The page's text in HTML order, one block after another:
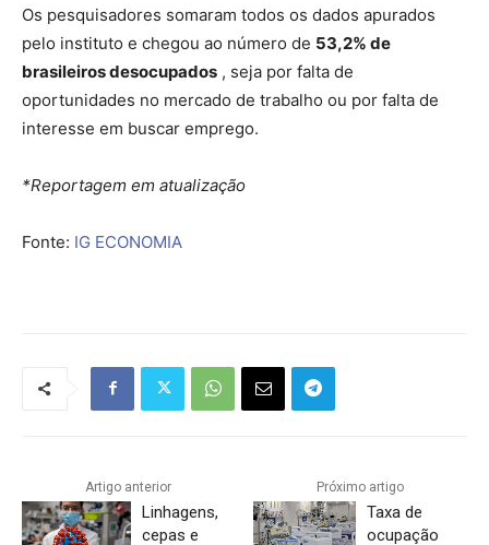
Os pesquisadores somaram todos os dados apurados
pelo instituto e chegou ao número de 53,2% de
brasileiros desocupados , seja por falta de
oportunidades no mercado de trabalho ou por falta de
interesse em buscar emprego.
*Reportagem em atualização
Fonte: IG ECONOMIA
Artigo anterior
Linhagens,
cepas e
Próximo artigo
Taxa de
ocupação